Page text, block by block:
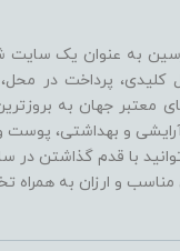
به عنوان یک سایت
کلیدی، پرداخت در
معتبر جهان به
و بهداشتی، پوست
با قدم گذاشتن در
و ارزان به همراه